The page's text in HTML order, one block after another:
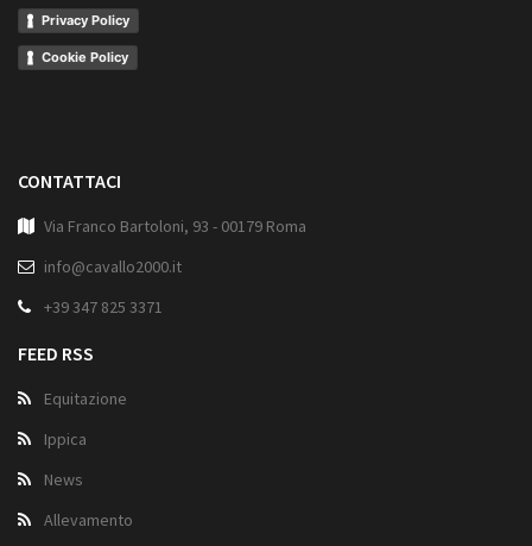
Privacy Policy
Cookie Policy
CONTATTACI
Via Franco Bartoloni, 93 - 00179 Roma
info@cavallo2000.it
+39 347 825 3371
FEED RSS
Equitazione
Ippica
News
Allevamento